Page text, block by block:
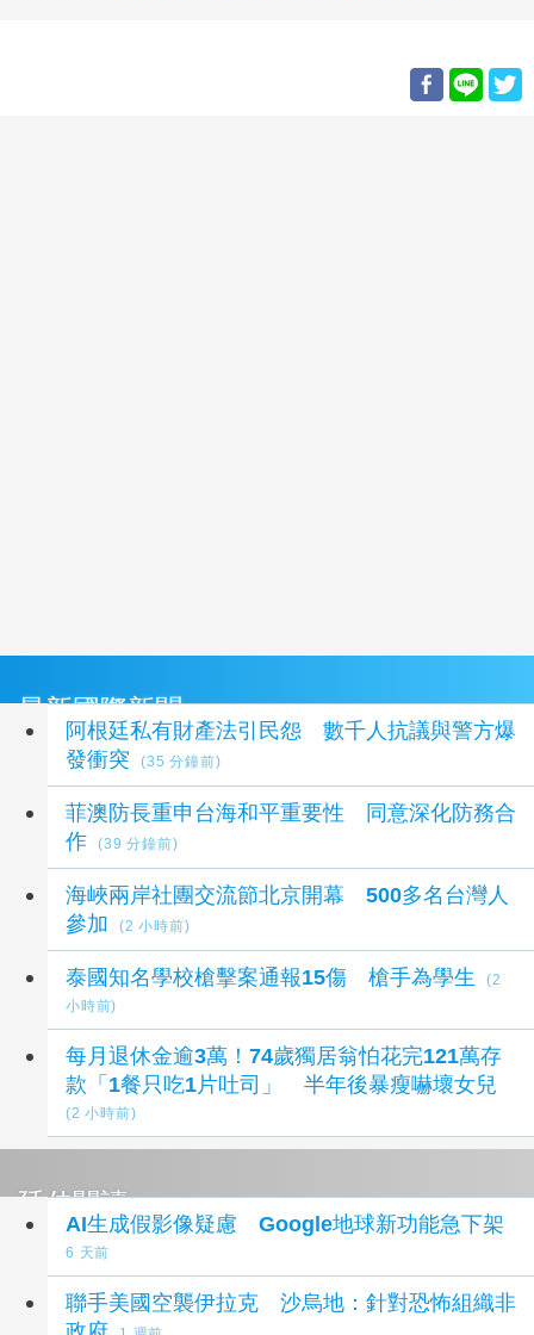
最新國際新聞
阿根廷私有財產法引民怨 數千人抗議與警方爆
發衝突
(35 分鐘前)
菲澳防長重申台海和平重要性 同意深化防務合
作
(39 分鐘前)
海峽兩岸社團交流節北京開幕 500多名台灣人
參加
(2 小時前)
泰國知名學校槍擊案通報15傷 槍手為學生
(2
小時前)
每月退休金逾3萬！74歲獨居翁怕花完121萬存
款「1餐只吃1片吐司」 半年後暴瘦嚇壞女兒
(2 小時前)
延伸閱讀
AI生成假影像疑慮 Google地球新功能急下架
6 天前
聯手美國空襲伊拉克 沙烏地：針對恐怖組織非